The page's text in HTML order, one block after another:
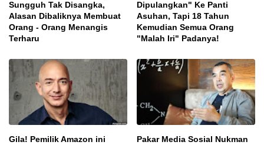
Sungguh Tak Disangka,
Alasan Dibaliknya Membuat
Orang - Orang Menangis
Terharu
Dipulangkan" Ke Panti
Asuhan, Tapi 18 Tahun
Kemudian Semua Orang
"Malah Iri" Padanya!
Gila! Pemilik Amazon ini
Pakar Media Sosial Nukman